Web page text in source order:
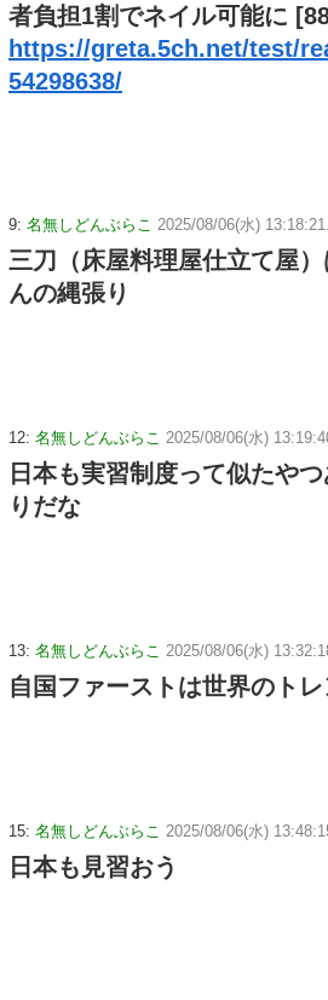
者負担1割でネイル可能に
https://greta.5ch.net/test/
54298638/
9: 名無しどんぶらこ 2025/08/06(水)
三刀（床屋料理屋仕立て屋
んの縄張り
12: 名無しどんぶらこ 2025/08/06(水)
日本も実習制度って似たや
りだな
13: 名無しどんぶらこ 2025/08/06(水)
自国ファーストは世界のトレ
15: 名無しどんぶらこ 2025/08/06(水)
日本も見習おう